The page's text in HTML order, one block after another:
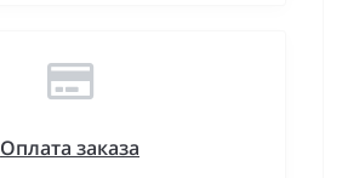
Оплата заказа